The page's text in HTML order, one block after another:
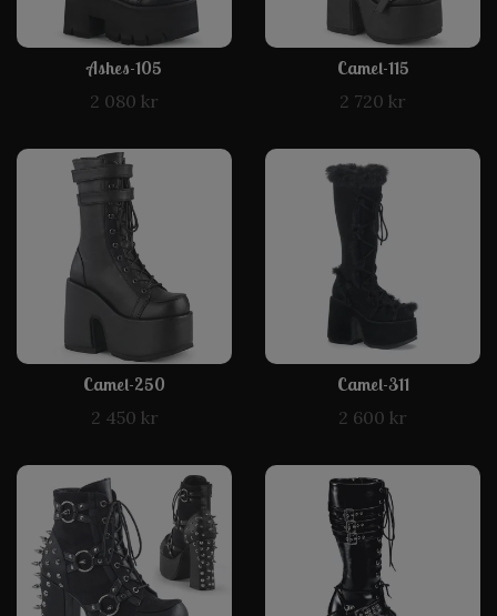
Ashes-105
2 080 kr
Camel-115
2 720 kr
Camel-250
2 450 kr
Camel-311
2 600 kr